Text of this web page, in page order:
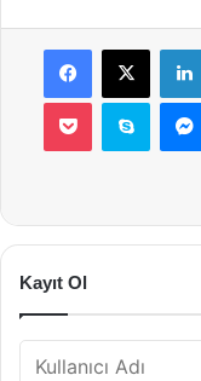
Facebook
X
Pocket Skype
Kayıt Ol